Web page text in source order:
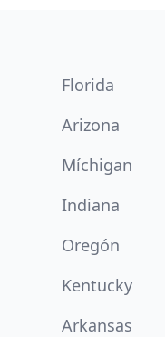
Florida
Arizona
Míchigan
Indiana
Oregón
Kentucky
Arkansas